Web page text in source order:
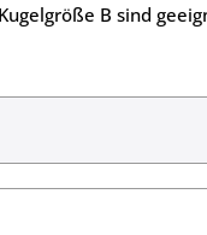
B sind